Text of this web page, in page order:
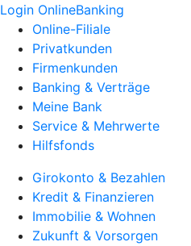
Login OnlineBanking
Online-Filiale
Privatkunden
Firmenkunden
Banking & Verträge
Meine Bank
Service & Mehrwerte
Hilfsfonds
Girokonto & Bezahlen
Kredit & Finanzieren
Immobilie & Wohnen
Zukunft & Vorsorgen